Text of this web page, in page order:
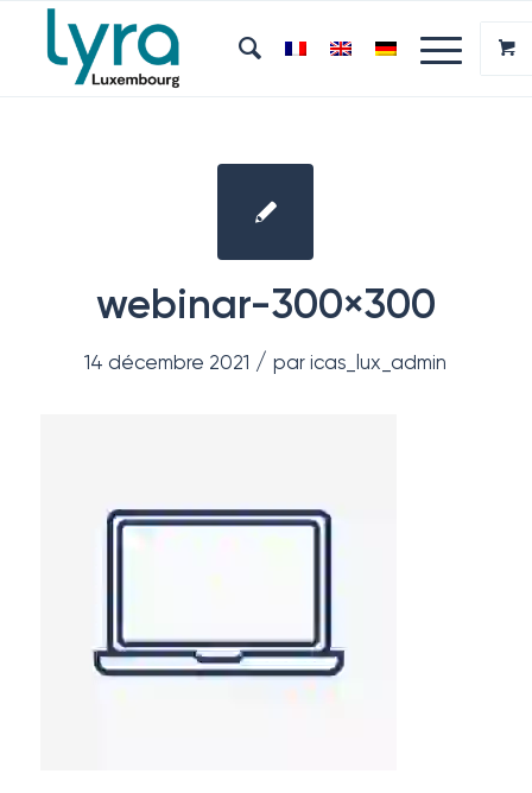
webinar-300×300
14 décembre 2021 / paricas_lux_admin